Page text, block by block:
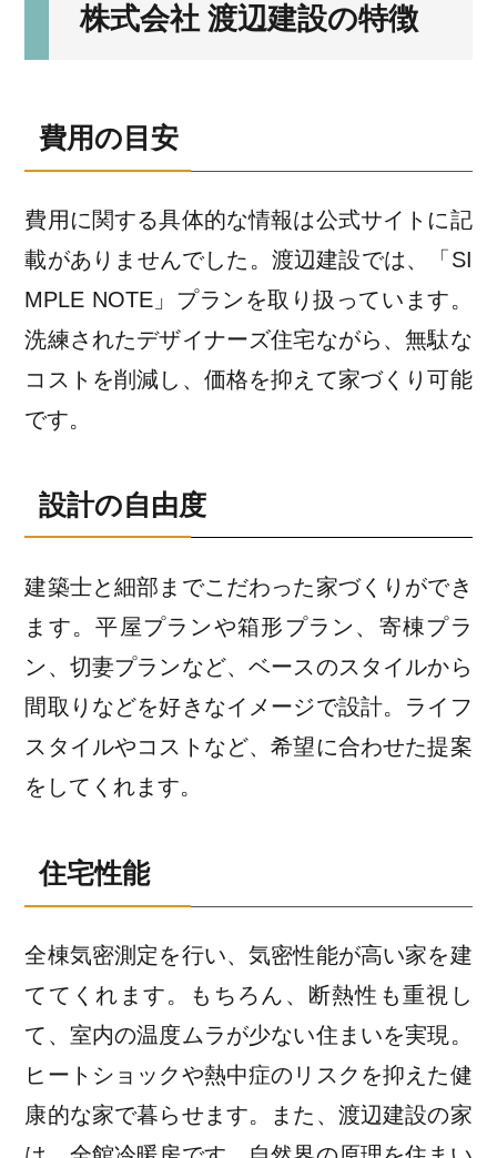
株式会社 渡辺建設の特徴
費用の目安
費用に関する具体的な情報は公式サイトに記
載がありませんでした。渡辺建設では、「SI
MPLE NOTE」プランを取り扱っています。
洗練されたデザイナーズ住宅ながら、無駄な
コストを削減し、価格を抑えて家づくり可能
です。
設計の自由度
建築士と細部までこだわった家づくりができ
ます。平屋プランや箱形プラン、寄棟プラ
ン、切妻プランなど、ベースのスタイルから
間取りなどを好きなイメージで設計。ライフ
スタイルやコストなど、希望に合わせた提案
をしてくれます。
住宅性能
全棟気密測定を行い、気密性能が高い家を建
ててくれます。もちろん、断熱性も重視し
て、室内の温度ムラが少ない住まいを実現。
ヒートショックや熱中症のリスクを抑えた健
康的な家で暮らせます。また、渡辺建設の家